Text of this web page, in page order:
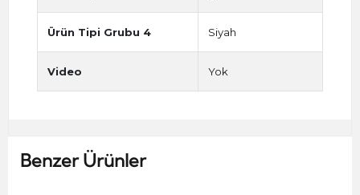
Ürün Tipi Grubu 4 Siyah
Video Yok
Benzer Ürünler